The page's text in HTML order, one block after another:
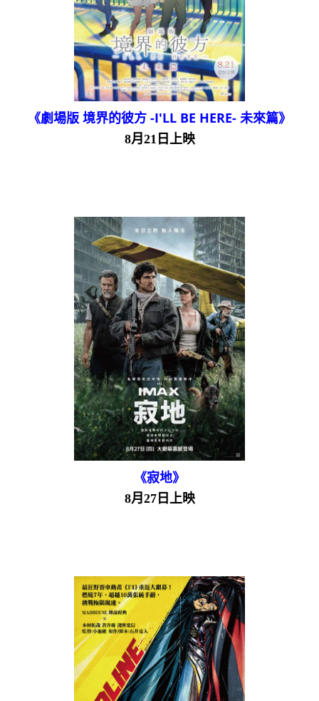
《劇場版 境界的彼方 -I'LL BE HERE- 未來篇》
8月21日上映
《寂地》
8月27日上映